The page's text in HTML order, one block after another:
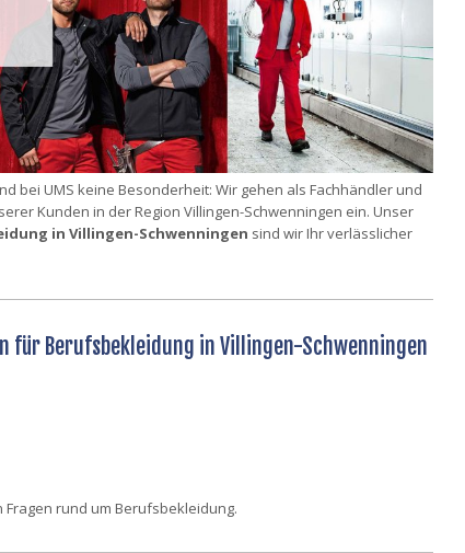
bei UMS keine Besonderheit: Wir gehen als Fachhändler und
Kunden in der Region Villingen-Schwenningen ein. Unser
in Villingen-Schwenningen sind wir Ihr verlässlicher
für Berufsbekleidung in Villingen-Schwenningen
rund um Berufsbekleidung.